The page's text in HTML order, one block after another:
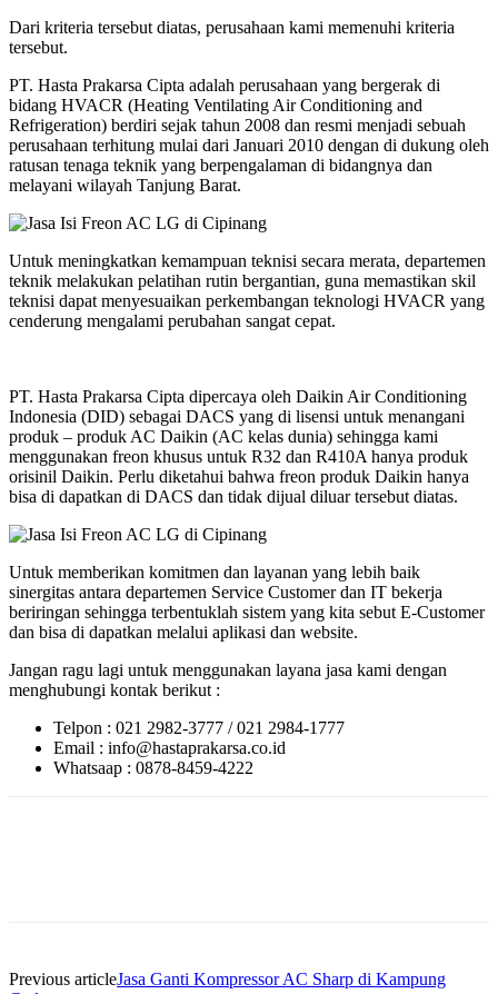
Dari kriteria tersebut diatas, perusahaan kami memenuhi kriteria
tersebut.
PT. Hasta Prakarsa Cipta adalah perusahaan yang bergerak di
bidang HVACR (Heating Ventilating Air Conditioning and
Refrigeration) berdiri sejak tahun 2008 dan resmi menjadi sebuah
perusahaan terhitung mulai dari Januari 2010 dengan di dukung oleh
ratusan tenaga teknik yang berpengalaman di bidangnya dan
melayani wilayah Tanjung Barat.
Untuk meningkatkan kemampuan teknisi secara merata, departemen
teknik melakukan pelatihan rutin bergantian, guna memastikan skil
teknisi dapat menyesuaikan perkembangan teknologi HVACR yang
cenderung mengalami perubahan sangat cepat.
PT. Hasta Prakarsa Cipta dipercaya oleh Daikin Air Conditioning
Indonesia (DID) sebagai DACS yang di lisensi untuk menangani
produk – produk AC Daikin (AC kelas dunia) sehingga kami
menggunakan freon khusus untuk R32 dan R410A hanya produk
orisinil Daikin. Perlu diketahui bahwa freon produk Daikin hanya
bisa di dapatkan di DACS dan tidak dijual diluar tersebut diatas.
Untuk memberikan komitmen dan layanan yang lebih baik
sinergitas antara departemen Service Customer dan IT bekerja
beriringan sehingga terbentuklah sistem yang kita sebut E-Customer
dan bisa di dapatkan melalui aplikasi dan website.
Jangan ragu lagi untuk menggunakan layana jasa kami dengan
menghubungi kontak berikut :
Telpon : 021 2982-3777 / 021 2984-1777
Email : info@hastaprakarsa.co.id
Whatsaap : 0878-8459-4222
Previous articleJasa Ganti Kompressor AC Sharp di Kampung